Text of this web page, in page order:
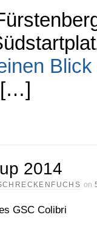
[…]
2014
on
GSC Colibri